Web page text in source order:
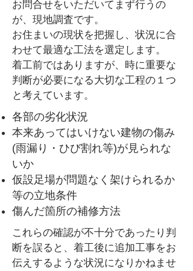
お問合せをいただいてまず行うの
が、現地調査です。
お住まいの現状を把握し、状況に合
わせて最適な工法を選定します。
着工前ではありますが、時に重要な
判断が必要になる大切な工程の１つ
と考えています。
各部の劣化状況
本来あってはいけない建物の傷み
(雨漏り・ひび割れ等)が見られな
いか
仮設足場が問題なく架けられるか
等の立地条件
傷んだ箇所の補修方法
これらの確認が不十分であったり判
断を誤ると、着工後に追加工事をお
伝えするような状況になりかねませ